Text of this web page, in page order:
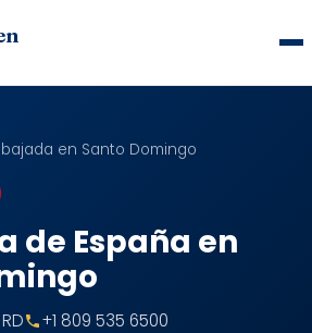
en Santo Domingo
de España en
+1 809 535 6500